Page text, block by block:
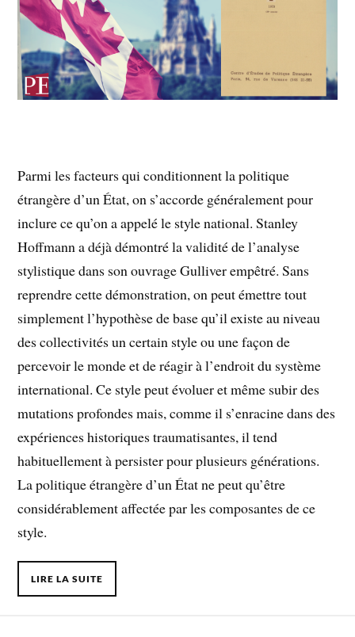
Parmi les facteurs qui conditionnent la politique
étrangère d’un État, on s’accorde généralement pour
inclure ce qu’on a appelé le style national. Stanley
Hoffmann a déjà démontré la validité de l’analyse
stylistique dans son ouvrage Gulliver empêtré. Sans
reprendre cette démonstration, on peut émettre tout
simplement l’hypothèse de base qu’il existe au niveau
des collectivités un certain style ou une façon de
percevoir le monde et de réagir à l’endroit du système
international. Ce style peut évoluer et même subir des
mutations profondes mais, comme il s’enracine dans des
expériences historiques traumatisantes, il tend
habituellement à persister pour plusieurs générations.
La politique étrangère d’un État ne peut qu’être
considérablement affectée par les composantes de ce
style.
LIRE LA SUITE